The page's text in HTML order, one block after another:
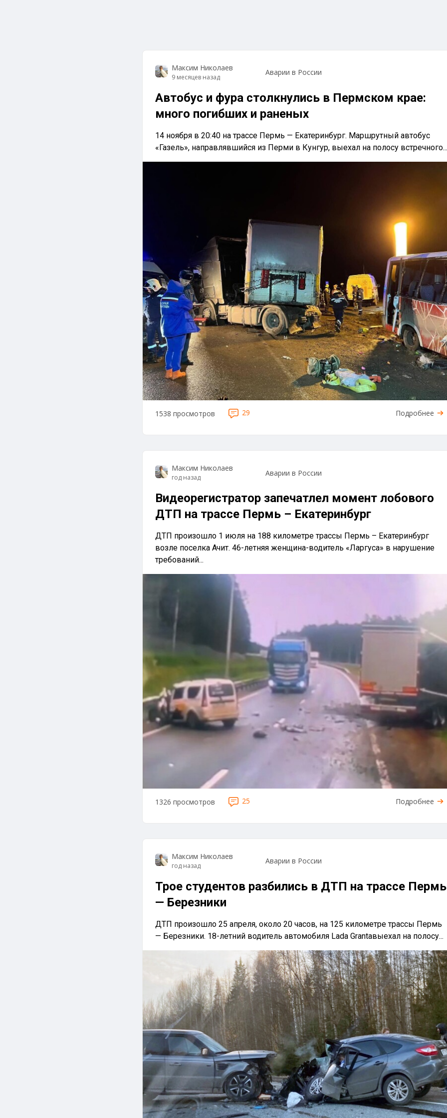
Максим Николаев
9 месяцев назад Аварии в России
Автобус и фура столкнулись в Пермском крае:
много погибших и раненых
14 ноября в 20:40 на трассе Пермь — Екатеринбург. Маршрутный автобус
«Газель», направлявшийся из Перми в Кунгур, выехал на полосу встречного...
1538 просмотров 29 Подробнее
Максим Николаев
год назад Аварии в России
Видеорегистратор запечатлел момент лобового
ДТП на трассе Пермь – Екатеринбург
ДТП произошло 1 июля на 188 километре трассы Пермь – Екатеринбург
возле поселка Ачит. 46-летняя женщина-водитель «Ларгуса» в нарушение
требований...
1326 просмотров 25 Подробнее
Максим Николаев
год назад Аварии в России
Трое студентов разбились в ДТП на трассе Пермь
— Березники
ДТП произошло 25 апреля, около 20 часов, на 125 километре трассы Пермь
— Березники. 18-летний водитель автомобиля Lada Grantaвыехал на полосу...